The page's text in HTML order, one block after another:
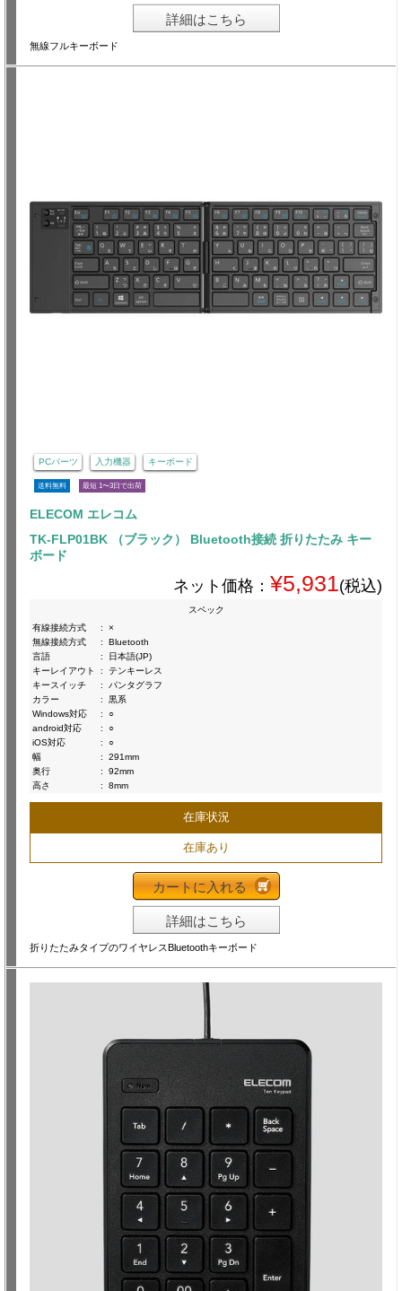
詳細はこちら
無線フルキーボード
PCパーツ 入力機器 キーボード
送料無料 最短 1〜3日で出荷
ELECOM エレコム
TK-FLP01BK （ブラック） Bluetooth接続 折りたたみ キー
ボード
ネット価格： ¥5,931 (税込)
スペック
有線接続方式
:
×
無線接続方式
:
Bluetooth
言語
:
日本語(JP)
キーレイアウト
:
テンキーレス
キースイッチ
:
パンタグラフ
カラー
:
黒系
Windows対応
:
○
android対応
:
○
iOS対応
:
○
幅
:
291mm
奥行
:
92mm
高さ
: 8mm
在庫状況
在庫あり
カートに入れる
詳細はこちら
折りたたみタイプのワイヤレスBluetoothキーボード